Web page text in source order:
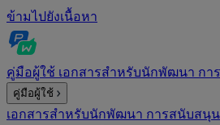
ข้ามไปยังเนื้อหา
คู่มือผู้ใช้ เอกสารสำหรับนักพัฒนา กา
คู่มือผู้ใช้
เอกสารสำหรับนักพัฒนา การสนับสนุน